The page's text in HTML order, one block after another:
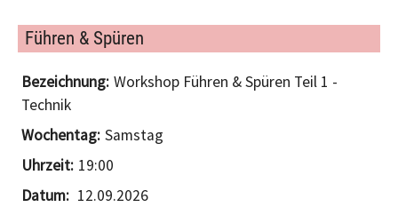
Führen & Spüren
Workshop Führen & Spüren Teil 1 -
Technik
Samstag
19:00
12.09.2026